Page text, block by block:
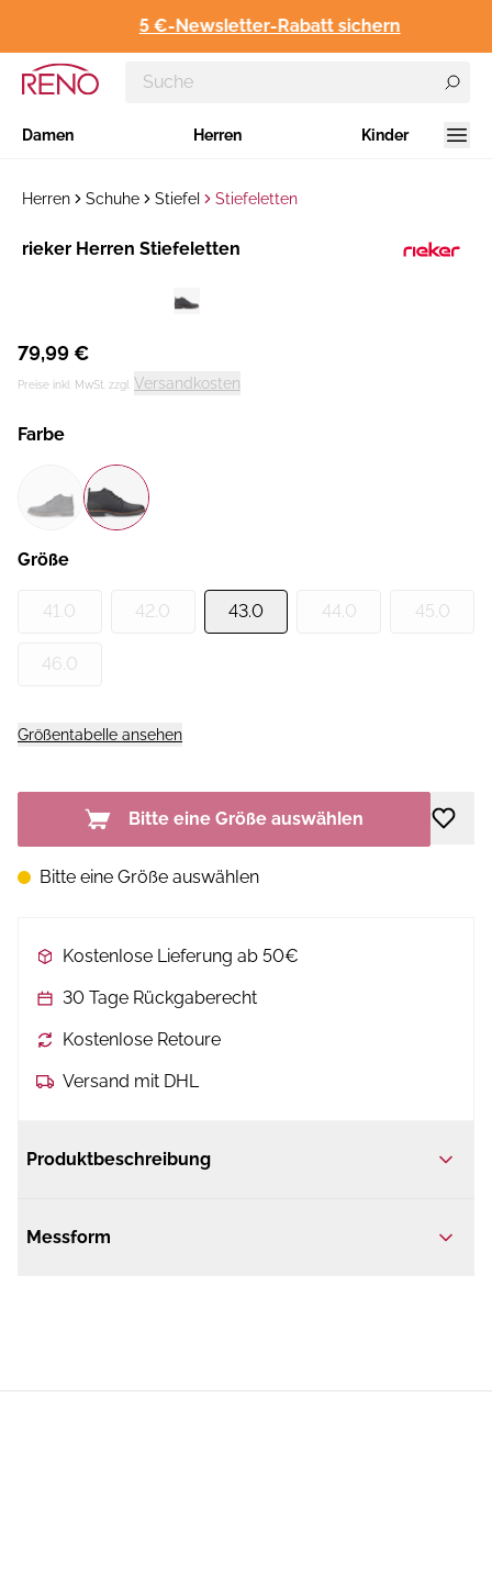
5 €-Newsletter-Rabatt sichern
Damen Herren Kinder
Herren Schuhe Stiefel Stiefeletten
Hersteller:
rieker Herren Stiefeletten
79,99 €
Preise inkl. MwSt. zzgl. Versandkosten
Farbe
Größe
41.0 42.0 43.0 44.0 45.0
46.0
Größentabelle ansehen
Bitte eine Größe auswählen
Bitte eine Größe auswählen
Kostenlose Lieferung ab 50€
30 Tage Rückgaberecht
Kostenlose Retoure
Versand mit DHL
Produktbeschreibung
Messform